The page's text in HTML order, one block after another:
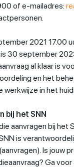
of e-mailadres:
2021 17.00
30 september
al klaar is
en het
in het
bij het SNN
aanvragen bij het
is
Is jouw
Ga